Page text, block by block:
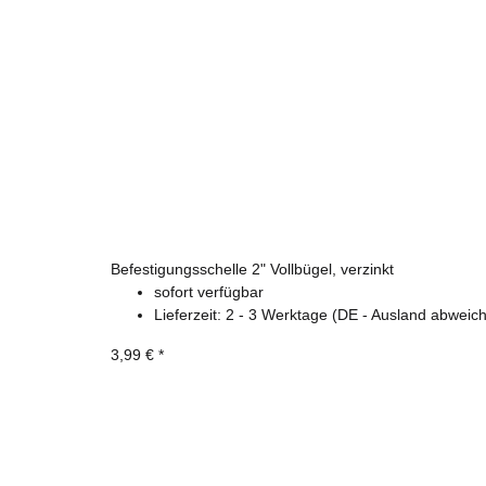
Befestigungsschelle 2" Vollbügel, verzinkt
sofort verfügbar
Lieferzeit: 2 - 3 Werktage (DE - Ausland
3,99 € *